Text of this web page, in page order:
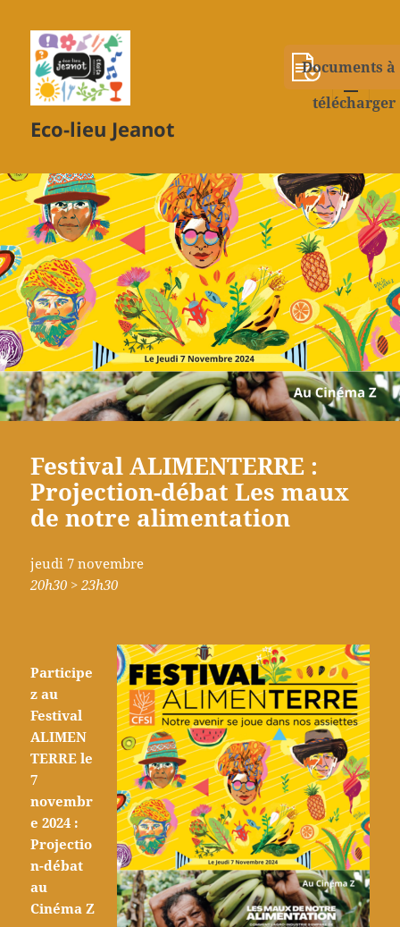
Eco-lieu Jeanot
MENU
Festival ALIMENTERRE :
Projection-débat Les maux
de notre alimentation
jeudi 7 novembre
20h30 > 23h30
Participe
z au
Festival
ALIMEN
TERRE le
7
novembr
e 2024 :
Projectio
n-débat
au
Cinéma Z
Documents à
télécharger